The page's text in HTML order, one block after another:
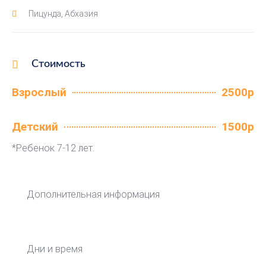
Пицунда, Абхазия
Стоимость
Взрослый 2500р
Детский 1500р
*Ребенок 7-12 лет.
Дополнительная информация
Дни и время